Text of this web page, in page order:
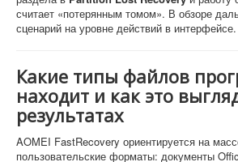
считает «потерянным томом». В обзоре
сценарий на уровне действий в интерфейсе.
Какие типы файлов
находит и как это
результатах
AOMEI FastRecovery ориентируется на
пользовательские форматы: документы